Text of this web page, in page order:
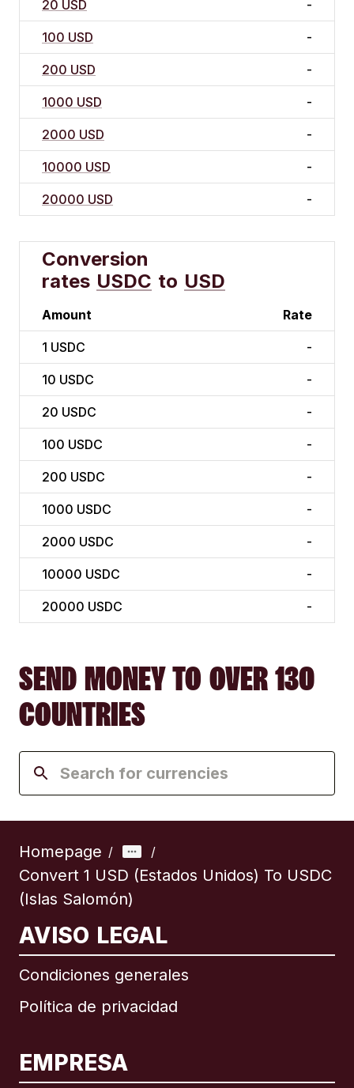
20 USD -
100 USD -
200 USD -
1000 USD -
2000 USD -
10000 USD -
20000 USD -
Conversion
rates USDC to USD
Amount Rate
1 USDC -
10 USDC -
20 USDC -
100 USDC -
200 USDC -
1000 USDC -
2000 USDC -
10000 USDC -
20000 USDC -
SEND MONEY TO OVER 130
COUNTRIES
Homepage / /
Convert 1 USD (Estados Unidos) To USDC
(Islas Salomón)
AVISO LEGAL
Condiciones generales
Política de privacidad
EMPRESA